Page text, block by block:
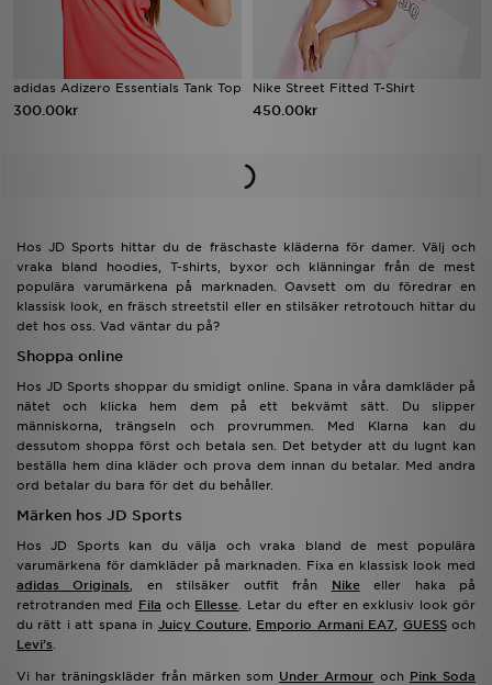
adidas Adizero Essentials Tank Top
300.00kr
Nike Street Fitted T-Shirt
450.00kr
Hos JD Sports hittar du de fräschaste kläderna för damer. Välj och
vraka bland hoodies, T-shirts, byxor och klänningar från de mest
populära varumärkena på marknaden. Oavsett om du föredrar en
klassisk look, en fräsch streetstil eller en stilsäker retrotouch hittar du
det hos oss. Vad väntar du på?
Shoppa online
Hos JD Sports shoppar du smidigt online. Spana in våra damkläder på
nätet och klicka hem dem på ett bekvämt sätt. Du slipper
människorna, trängseln och provrummen. Med Klarna kan du
dessutom shoppa först och betala sen. Det betyder att du lugnt kan
beställa hem dina kläder och prova dem innan du betalar. Med andra
ord betalar du bara för det du behåller.
Märken hos JD Sports
Hos JD Sports kan du välja och vraka bland de mest populära
varumärkena för damkläder på marknaden. Fixa en klassisk look med
adidas Originals, en stilsäker outfit från Nikeeller haka på
retrotranden med Fila och Ellesse. Letar du efter en exklusiv look gör
du rätt i att spana in Juicy Couture, Emporio Armani EA7, GUESSoch
Levi’s.
Vi har träningskläder från märken som Under Armour och Pink Soda